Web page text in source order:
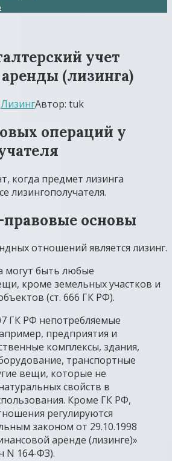
учет
(лизинга)
ЛизингАвтор: tuk
операций у
когда предмет лизинга
лизингополучателя.
основы
отношений является лизинг.
могут быть любые
кроме земельных участков и
(ст. 666 ГК РФ).
ГК РФ непотребляемые
предприятия и
комплексы, здания,
транспортные
вещи, которые не
свойств в
Кроме ГК РФ,
регулируются
законом от 29.10.1998
аренде (лизинге)»
N 164-ФЗ).